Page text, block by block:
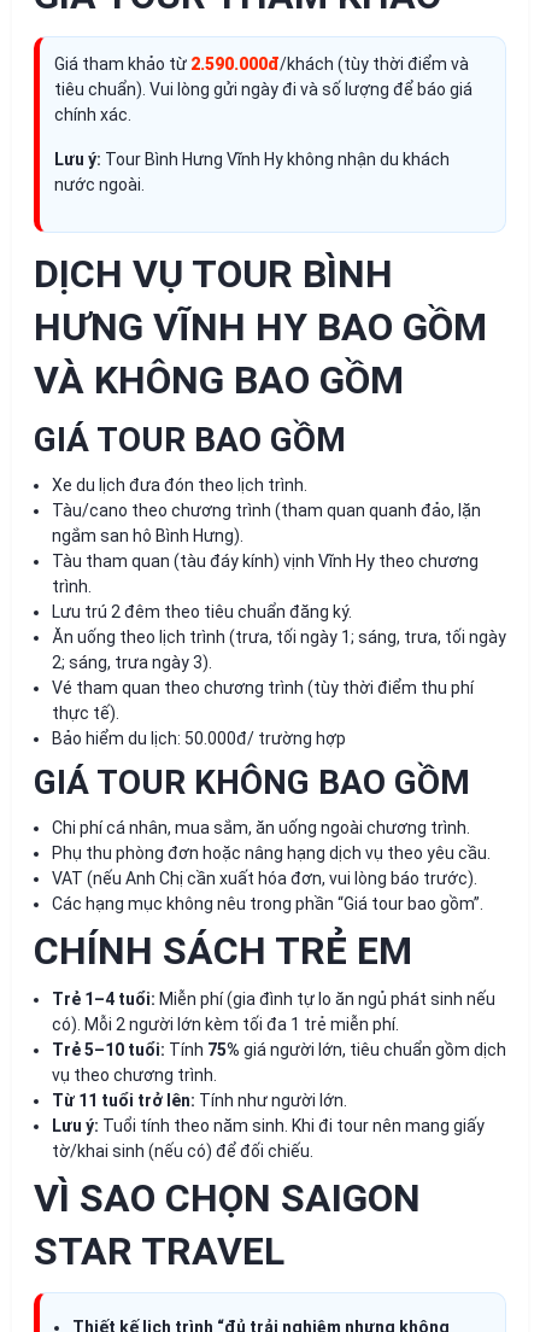
Giá tham khảo từ 2.590.000đ/khách (tùy thời điểm và
tiêu chuẩn). Vui lòng gửi ngày đi và số lượng để báo giá
chính xác.
Lưu ý: Tour Bình Hưng Vĩnh Hy không nhận du khách
nước ngoài.
DỊCH VỤ TOUR BÌNH
HƯNG VĨNH HY BAO GỒM
VÀ KHÔNG BAO GỒM
GIÁ TOUR BAO GỒM
Xe du lịch đưa đón theo lịch trình.
Tàu/cano theo chương trình (tham quan quanh đảo, lặn
ngắm san hô Bình Hưng).
Tàu tham quan (tàu đáy kính) vịnh Vĩnh Hy theo chương
trình.
Lưu trú 2 đêm theo tiêu chuẩn đăng ký.
Ăn uống theo lịch trình (trưa, tối ngày 1; sáng, trưa, tối ngày
2; sáng, trưa ngày 3).
Vé tham quan theo chương trình (tùy thời điểm thu phí
thực tế).
Bảo hiểm du lịch: 50.000đ/ trường hợp
GIÁ TOUR KHÔNG BAO GỒM
Chi phí cá nhân, mua sắm, ăn uống ngoài chương trình.
Phụ thu phòng đơn hoặc nâng hạng dịch vụ theo yêu cầu.
VAT (nếu Anh Chị cần xuất hóa đơn, vui lòng báo trước).
Các hạng mục không nêu trong phần “Giá tour bao gồm”.
CHÍNH SÁCH TRẺ EM
Trẻ 1–4 tuổi: Miễn phí (gia đình tự lo ăn ngủ phát sinh nếu
có). Mỗi 2 người lớn kèm tối đa 1 trẻ miễn phí.
Trẻ 5–10 tuổi: Tính 75% giá người lớn, tiêu chuẩn gồm dịch
vụ theo chương trình.
Từ 11 tuổi trở lên: Tính như người lớn.
Lưu ý: Tuổi tính theo năm sinh. Khi đi tour nên mang giấy
tờ/khai sinh (nếu có) để đối chiếu.
VÌ SAO CHỌN SAIGON
STAR TRAVEL
Thiết kế lịch trình “đủ trải nghiệm nhưng không